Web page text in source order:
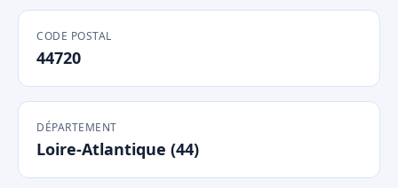
CODE POSTAL
44720
DÉPARTEMENT
Loire-Atlantique (44)